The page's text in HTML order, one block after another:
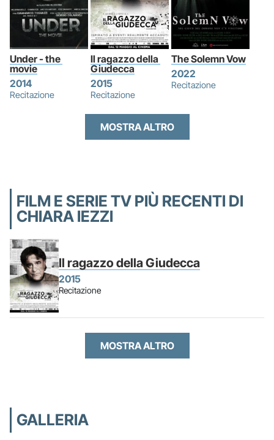
Under - the
movie
2014
Recitazione
Il ragazzo della
Giudecca
2015
Recitazione
The Solemn Vow
2022
Recitazione
MOSTRA ALTRO
FILM E SERIE TV PIÙ RECENTI DI
CHIARA IEZZI
Il ragazzo della Giudecca
2015
Recitazione
MOSTRA ALTRO
GALLERIA